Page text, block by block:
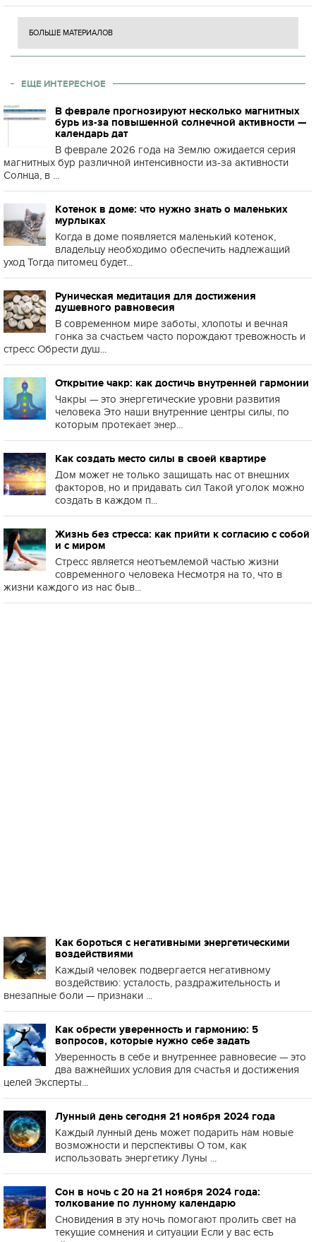
БОЛЬШЕ МАТЕРИАЛОВ
ЕЩЕ ИНТЕРЕСНОЕ
В феврале прогнозируют несколько магнитных
бурь из-за повышенной солнечной активности —
календарь дат
В феврале 2026 года на Землю ожидается серия
магнитных бур различной интенсивности из-за активности
Солнца, в ...
Котенок в доме: что нужно знать о маленьких
мурлыках
Когда в доме появляется маленький котенок,
владельцу необходимо обеспечить надлежащий
уход Тогда питомец будет...
Руническая медитация для достижения
душевного равновесия
В современном мире заботы, хлопоты и вечная
гонка за счастьем часто порождают тревожность и
стресс Обрести душ...
Открытие чакр: как достичь внутренней гармонии
Чакры — это энергетические уровни развития
человека Это наши внутренние центры силы, по
которым протекает энер...
Как создать место силы в своей квартире
Дом может не только защищать нас от внешних
факторов, но и придавать сил Такой уголок можно
создать в каждом п...
Жизнь без стресса: как прийти к согласию с собой
и с миром
Стресс является неотъемлемой частью жизни
современного человека Несмотря на то, что в
жизни каждого из нас быв...
Как бороться с негативными энергетическими
воздействиями
Каждый человек подвергается негативному
воздействию: усталость, раздражительность и
внезапные боли — признаки ...
Как обрести уверенность и гармонию: 5
вопросов, которые нужно себе задать
Уверенность в себе и внутреннее равновесие — это
два важнейших условия для счастья и достижения
целей Эксперты...
Лунный день сегодня 21 ноября 2024 года
Каждый лунный день может подарить нам новые
возможности и перспективы О том, как
использовать энергетику Луны ...
Сон в ночь с 20 на 21 ноября 2024 года:
толкование по лунному календарю
Сновидения в эту ночь помогают пролить свет на
текущие сомнения и ситуации Если у вас есть